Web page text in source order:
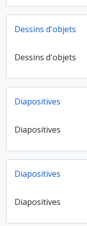
Dessins d'objets
Dessins d'objets
Diapositives
Diapositives
Diapositives
Diapositives